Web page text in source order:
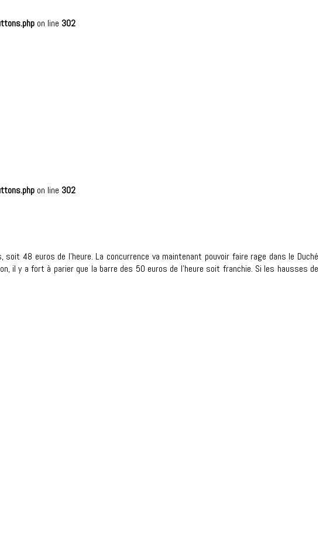
on line 302
on line 302
48 euros de l’heure. La concurrence va maintenant pouvoir faire rage dans le Duché
il y a fort à parier que la barre des 50 euros de l’heure soit franchie. Si les hausses de